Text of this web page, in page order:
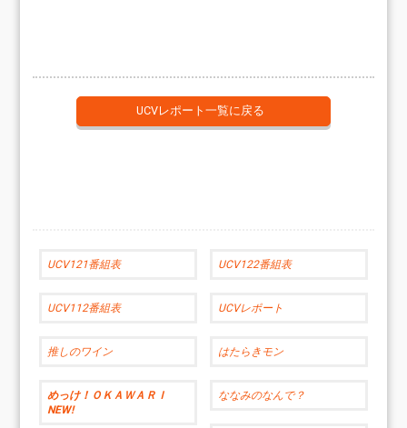
UCVレポート一覧に戻る
UCV121番組表 UCV122番組表
UCV112番組表 UCVレポート
推しのワイン はたらきモン
めっけ！ＯＫＡＷＡＲＩ
NEW!
ななみのなんで？